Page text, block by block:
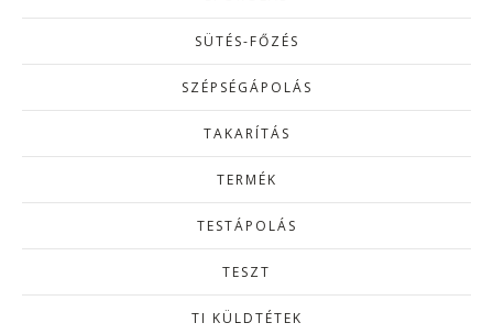
SÜTÉS-FŐZÉS
SZÉPSÉGÁPOLÁS
TAKARÍTÁS
TERMÉK
TESTÁPOLÁS
TESZT
TI KÜLDTÉTEK